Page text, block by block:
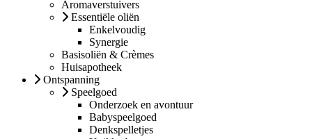
Aromaverstuivers
Essentiële oliën
Enkelvoudig
Synergie
Basisoliën & Crèmes
Huisapotheek
Ontspanning
Speelgoed
Onderzoek en avontuur
Babyspeelgoed
Denkspelletjes